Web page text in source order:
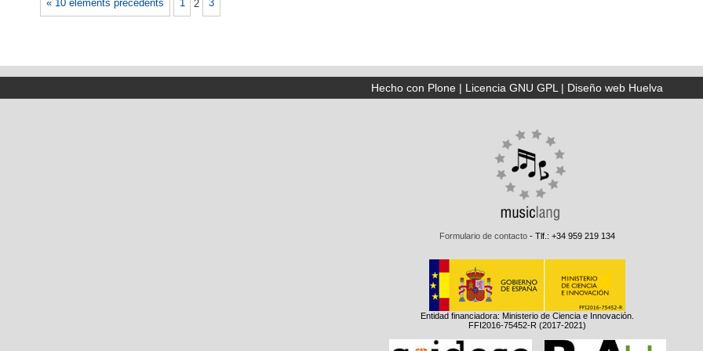
« 10 éléments précédents 1 2 3
Hecho con Plone | Licencia GNU GPL| Diseño web Huelva
Formulario de contacto - Tlf.: +34 959 219 134
Entidad financiadora: Ministerio de Ciencia e Innovación.
FFI2016-75452-R (2017-2021)